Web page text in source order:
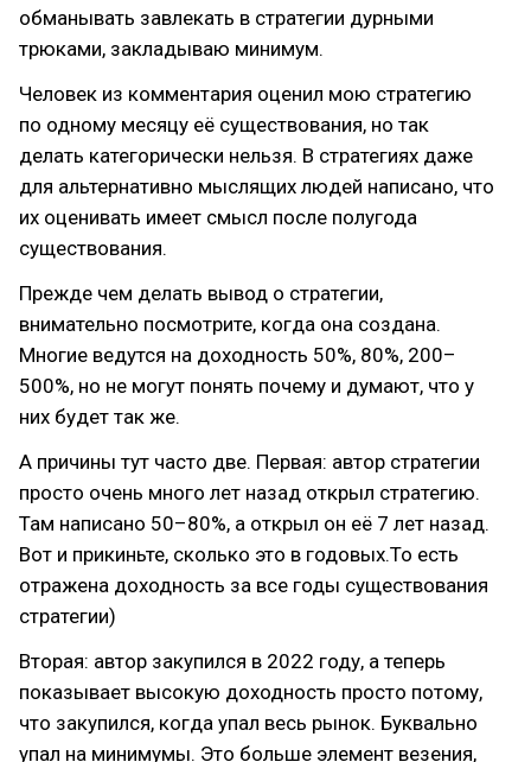
обманывать завлекать в стратегии дурными
трюками, закладываю минимум.
Человек из комментария оценил мою стратегию
по одному месяцу её существования, но так
делать категорически нельзя. В стратегиях даже
для альтернативно мыслящих людей написано, что
их оценивать имеет смысл после полугода
существования.
Прежде чем делать вывод о стратегии,
внимательно посмотрите, когда она создана.
Многие ведутся на доходность 50%, 80%, 200–
500%, но не могут понять почему и думают, что у
них будет так же.
А причины тут часто две. Первая: автор стратегии
просто очень много лет назад открыл стратегию.
Там написано 50–80%, а открыл он её 7 лет назад.
Вот и прикиньте, сколько это в годовых.То есть
отражена доходность за все годы существования
стратегии)
Вторая: автор закупился в 2022 году, а теперь
показывает высокую доходность просто потому,
что закупился, когда упал весь рынок. Буквально
упал на минимумы. Это больше элемент везения,